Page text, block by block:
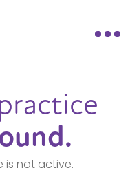
is not active.